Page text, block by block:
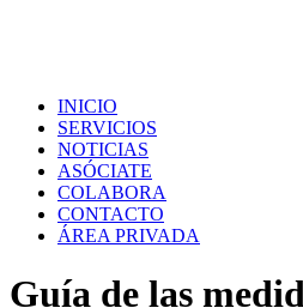
INICIO
SERVICIOS
NOTICIAS
ASÓCIATE
COLABORA
CONTACTO
ÁREA PRIVADA
Guía de las